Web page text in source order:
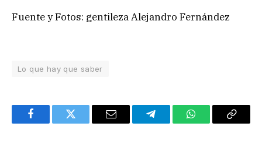
Fuente y Fotos: gentileza Alejandro Fernández
Lo que hay que saber
FacebookTwitter Email TelegramWhatsAppCopy